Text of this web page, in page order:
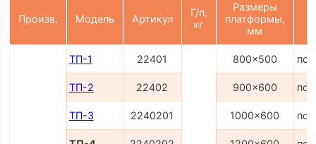
Произв. Модель Артикул
Г/п,
кг
Размеры
платформы,
мм
ТП-1 22401 800x500 по
ТП-2 22402 900x600 по
ТП-3 2240201 1000x600 по